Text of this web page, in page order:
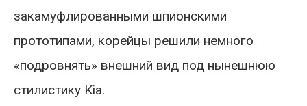
закамуфлированными шпионскими
прототипами, корейцы решили немного
«подровнять» внешний вид под нынешнюю
стилистику Kia.